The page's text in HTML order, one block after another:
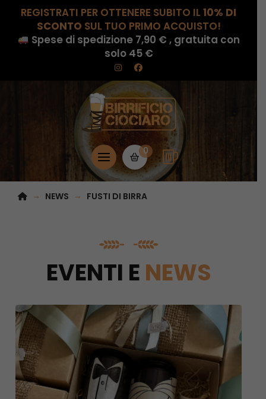
REGISTRATI PER OTTENERE SUBITO IL 10% DI
SCONTO SUL TUO PRIMO ACQUISTO!
Spese di spedizione 7,90 € , gratuita con
solo 45 €
0
HOME
→ NEWS → FUSTI DI BIRRA
EVENTI E NEWS